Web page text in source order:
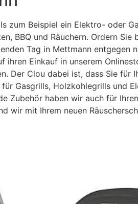
zum Beispiel ein Elektro- oder
BBQ und Räuchern. Ordern Sie
Tag in Mettmann entgegen
Einkauf in unserem
Der Clou dabei ist, dass Sie für
Gasgrills, Holzkohlegrills und
Zubehör haben wir auch für
wir mit Ihrem neuen